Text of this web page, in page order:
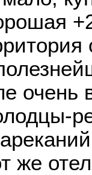
же